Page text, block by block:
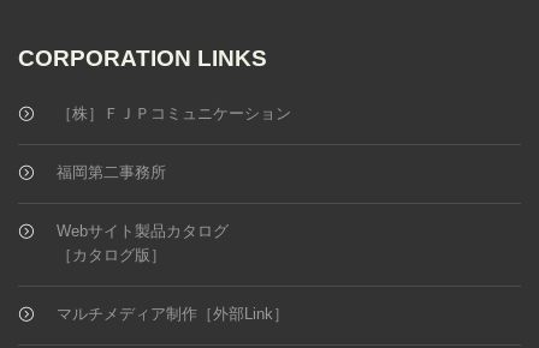
CORPORATION LINKS
［株］ＦＪＰコミュニケーション
福岡第二事務所
Webサイト製品カタログ
［カタログ版］
マルチメディア制作［外部Link］